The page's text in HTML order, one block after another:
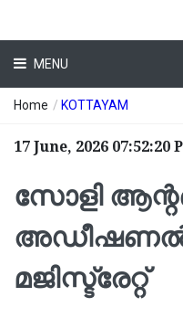
MENU
Home / KOTTAYAM
17 June, 2026 07:52:20
സോളി
അഡീഷണൽ
മജിസ്ട്രേറ്റ്